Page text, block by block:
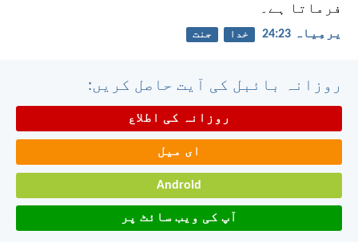
فرماتا ہے۔
یرمِیاہ 23:‏24 خدا جنت
روزانہ بائبل کی آیت حاصل کریں:
روزانہ کی اطلاع
ای میل
Android
آپ کی ویب سائٹ پر